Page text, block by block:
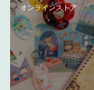
オンラインストア